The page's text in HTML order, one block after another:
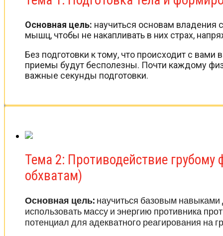
Основная цель: научиться основам владения
мышц, чтобы не накапливать в них страх,
Без подготовки к тому, что происходит с
приемы будут бесполезны. Почти каждому
важные секунды подготовки.
Тема 2: Противодействие
обхватам)
Основная цель: научиться базовым навыками
использовать массу и энергию противника
потенциал для адекватного реагирования на